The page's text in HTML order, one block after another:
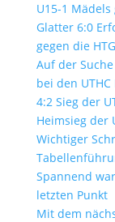
U15-1
Glatter 6:0
gegen die HTG
Auf der
bei den
4:2 Sieg der
Heimsieg der
Wichtiger
Spannend
letzten Punkt
Mit dem